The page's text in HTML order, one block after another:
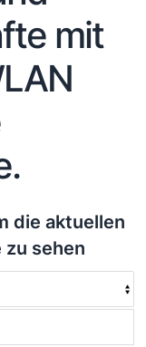
mit
die aktuellen
sehen